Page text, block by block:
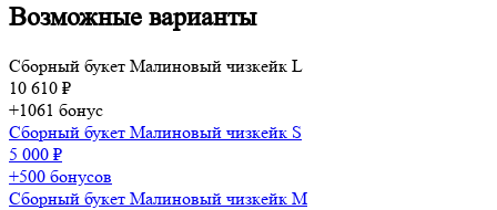
Возможные варианты
Сборный букет Малиновый чизкейк L
10 610 ₽
+1061 бонус
Сборный букет Малиновый чизкейк S
5 000 ₽
+500 бонусов
Сборный букет Малиновый чизкейк M